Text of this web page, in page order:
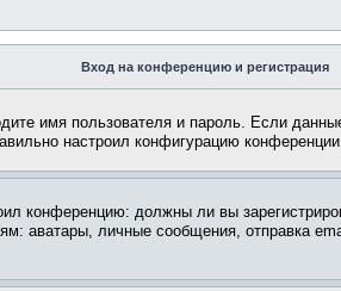
Вход на конференцию и регистрация
имя пользователя и пароль. Если
настроил конфигурацию
конференцию: должны ли вы
аватары, личные сообщения, отправка